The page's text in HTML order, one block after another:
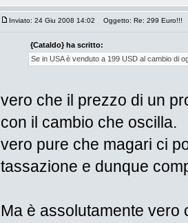
Inviato: 24 Giu 2008 14:02 Oggetto: Re: 299 Euro!!!
{Cataldo} ha scritto:
Se in USA è venduto a 199 USD al cambio di
vero che il prezzo di un
con il cambio che oscilla.
vero pure che magari ci
tassazione e dunque
Ma è assolutamente vero